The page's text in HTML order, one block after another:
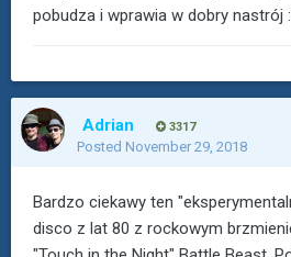
pobudza i wprawia w dobry nastrój
Adrian 3317
Posted November 29, 2018
Bardzo ciekawy ten
disco z lat 80 z rockowym